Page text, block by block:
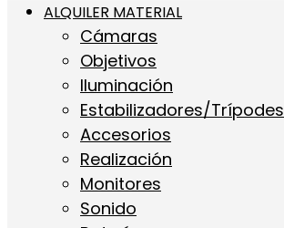
ALQUILER MATERIAL
Cámaras
Objetivos
Iluminación
Estabilizadores/Trípodes
Accesorios
Realización
Monitores
Sonido